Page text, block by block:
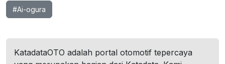
#Ai-ogura
KatadataOTO adalah portal otomotif tepercaya